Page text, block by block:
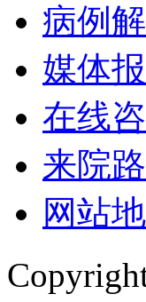
病例
媒体
在线
来院
网站